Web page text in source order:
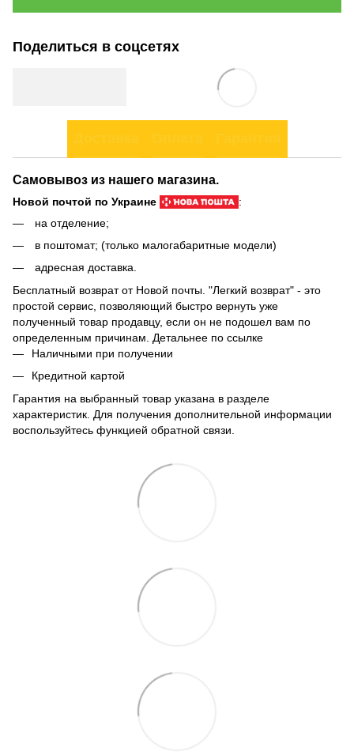
Поделиться в соцсетях
Самовывоз из нашего магазина.
Новой почтой по Украине
:
на отделение;
в поштомат; (только малогабаритные модели)
адресная доставка.
Бесплатный возврат от Новой почты. "Легкий возврат" - это
простой сервис, позволяющий быстро вернуть уже
полученный товар продавцу, если он не подошел вам по
определенным причинам. Детальнее по ссылке
Наличными при получении
Кредитной картой
Гарантия на выбранный товар указана в разделе
характеристик. Для получения дополнительной информации
воспользуйтесь функцией обратной связи.